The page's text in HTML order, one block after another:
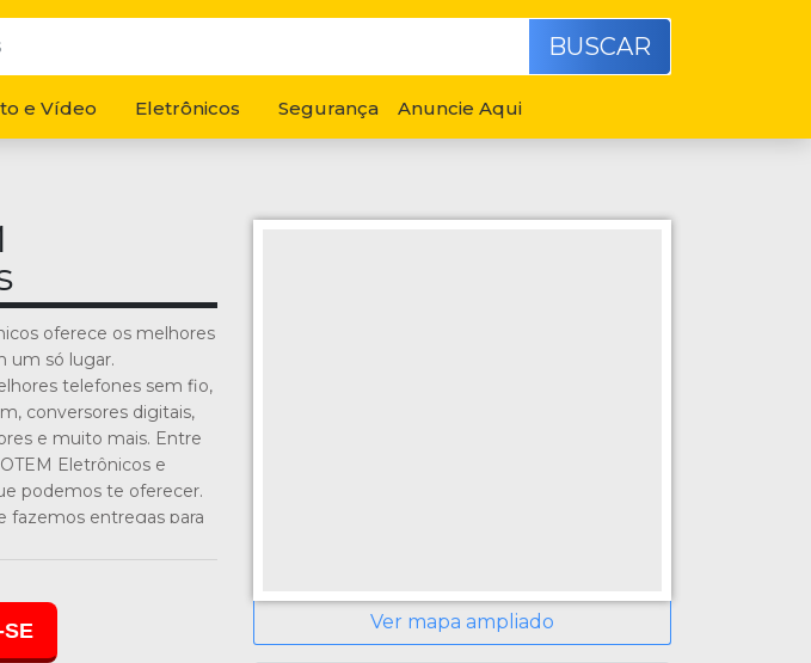
BUSCAR
e Vídeo Eletrônicos Segurança Anuncie Aqui
oferece os melhores
um só lugar.
telefones sem fio,
conversores digitais,
e muito mais. Entre
Eletrônicos e
podemos te oferecer.
fazemos entregas para
SE Ver mapa ampliado